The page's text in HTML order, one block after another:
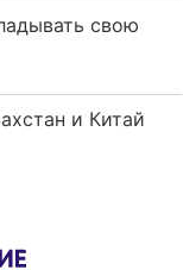
свою
и Китай